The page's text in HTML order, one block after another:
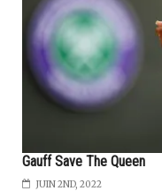
Gauff Save The Queen
JUIN 2ND, 2022